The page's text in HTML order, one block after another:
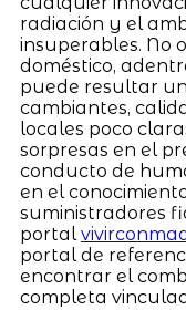
radiación y el
insuperables. No
doméstico,
puede resultar
cambiantes,
locales poco
sorpresas en el
conducto de
en el
suministradores
portal
portal de
encontrar el
completa